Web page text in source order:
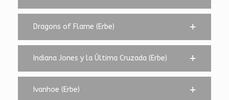
Dragons of Flame (Erbe)
Indiana Jones y la Última Cruzada (Erbe)
Ivanhoe (Erbe)